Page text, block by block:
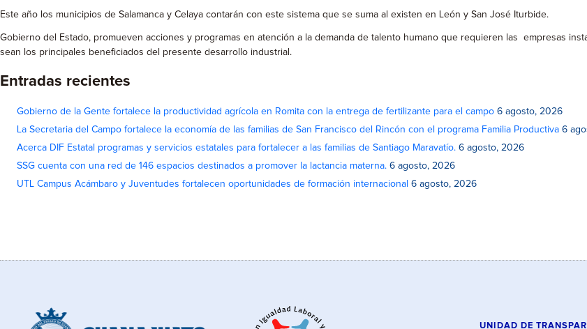
Este año los municipios de Salamanca y Celaya contarán con este sistema que se suma al existen en León y San José Iturbide.
Gobierno del Estado, promueven acciones y programas en atención a la demanda de talento humano que requieren las empresas
sean los principales beneficiados del presente desarrollo industrial.
Entradas recientes
Gobierno de la Gente fortalece la productividad agrícola en Romita con la entrega de fertilizante para el campo 6 agosto, 2026
La Secretaria del Campo fortalece la economía de las familias de San Francisco del Rincón con el programa Familia Productiva 6
Acerca DIF Estatal programas y servicios estatales para fortalecer a las familias de Santiago Maravatío. 6 agosto, 2026
SSG cuenta con una red de 146 espacios destinados a promover la lactancia materna. 6 agosto, 2026
UTL Campus Acámbaro y Juventudes fortalecen oportunidades de formación internacional 6 agosto, 2026
UNIDAD DE